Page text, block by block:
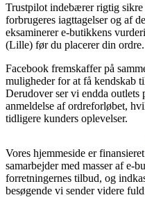
Trustpilot indebærer rigtig sikre
forbrugeres iagttagelser og af
eksaminerer e-butikkens
(Lille) før du placerer din ordre.
Facebook fremskaffer på
muligheder for at få kendskab
Derudover ser vi endda outlets
anmeldelse af ordreforløbet,
tidligere kunders oplevelser.
Vores hjemmeside er
samarbejder med masser af e-
forretningernes tilbud, og
besøgende vi sender videre